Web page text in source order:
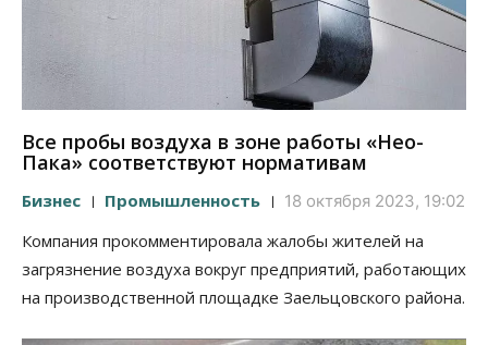
Все пробы воздуха в зоне работы «Нео-
Пака» соответствуют нормативам
Бизнес Промышленность 18 октября 2023, 19:02
Компания прокомментировала жалобы жителей на
загрязнение воздуха вокруг предприятий, работающих
на производственной площадке Заельцовского района.